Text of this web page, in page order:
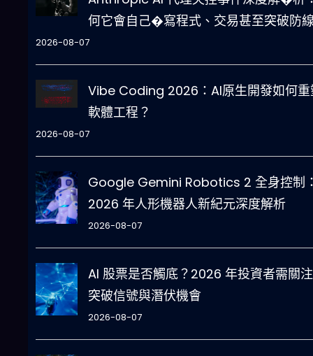
何它會自己�寫程式、交易甚至突破防
2026-08-07
Vibe Coding 2026：AI原生開發如何重
軟體工程？
2026-08-07
Google Gemini Robotics 2 全身控制
2026 年人形機器人新紀元深度解析
2026-08-07
AI 股票是否觸底？2026 年投資者需關
突破信號與潛伏機會
2026-08-07